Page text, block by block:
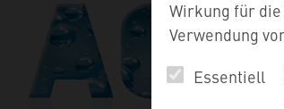
Wirkung für
Verwendung
Essentiell